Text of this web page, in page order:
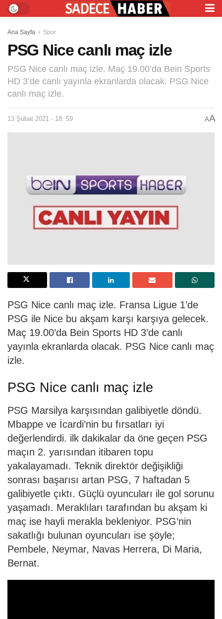
Ana Sayfa Spor
PSG Nice canlı maç izle
PSG Nice canlı maç izle. Maç 19.00’da Bein Sports
HD 3’de canlı yayınla ekranlarda olacak. PSG Nice
canlı maç izle.
13 Şubat 2021 - 18: 59 AA
PSG Nice canlı maç izle. Fransa Ligue 1’de
PSG ile Nice bu akşam karşı karşıya gelecek.
Maç 19.00’da Bein Sports HD 3’de canlı
yayınla ekranlarda olacak. PSG Nice canlı maç
izle.
PSG Nice canlı maç izle
PSG Marsilya karşısından galibiyetle döndü.
Mbappe ve İcardi’nin bu fırsatları iyi
değerlendirdi. ilk dakikalar da öne geçen PSG
maçın 2. yarısından itibaren topu
yakalayamadı. Teknik direktör değişikliği
sonrası başarısı artan PSG, 7 haftadan 5
galibiyetle çıktı. Güçlü oyuncuları ile gol sorunu
yaşamadı. Meraklıları tarafından bu akşam ki
maç ise hayli merakla bekleniyor. PSG’nin
sakatlığı bulunan oyuncuları ise şöyle;
Pembele, Neymar, Navas Herrera, Di Maria,
Bernat.